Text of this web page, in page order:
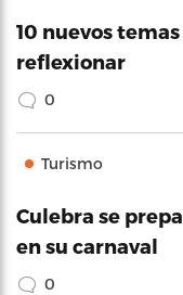
10 nuevos
reflexionar
0
Turismo
Culebra se
en su carnaval
0